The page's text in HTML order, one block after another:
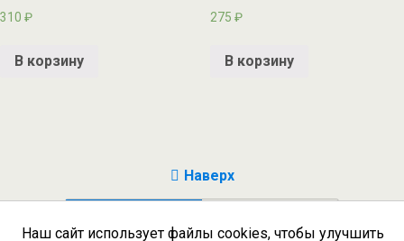
310 ₽
В корзину
275 ₽
В корзину
Наверх
Наш сайт использует файлы cookies, чтобы улучшить